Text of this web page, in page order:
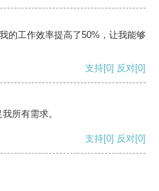
的工作效率提高了50%，让我能够
支持[0] 反对[0]
所有需求。
支持[0] 反对[0]